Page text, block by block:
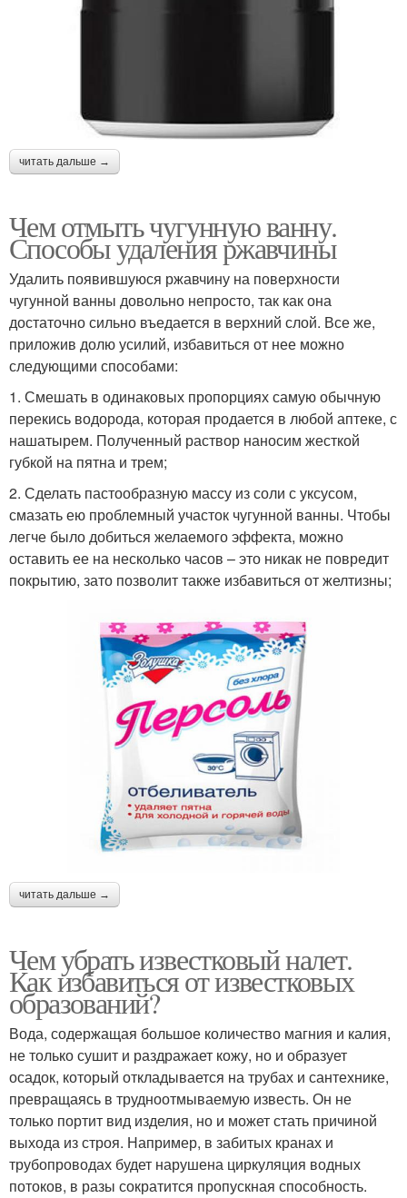
читать дальше →
Чем отмыть чугунную ванну.
Способы удаления ржавчины
Удалить появившуюся ржавчину на поверхности
чугунной ванны довольно непросто, так как она
достаточно сильно въедается в верхний слой. Все же,
приложив долю усилий, избавиться от нее можно
следующими способами:
1. Смешать в одинаковых пропорциях самую обычную
перекись водорода, которая продается в любой аптеке, с
нашатырем. Полученный раствор наносим жесткой
губкой на пятна и трем;
2. Сделать пастообразную массу из соли с уксусом,
смазать ею проблемный участок чугунной ванны. Чтобы
легче было добиться желаемого эффекта, можно
оставить ее на несколько часов – это никак не повредит
покрытию, зато позволит также избавиться от желтизны;
читать дальше →
Чем убрать известковый налет.
Как избавиться от известковых
образований?
Вода, содержащая большое количество магния и калия,
не только сушит и раздражает кожу, но и образует
осадок, который откладывается на трубах и сантехнике,
превращаясь в трудноотмываемую известь. Он не
только портит вид изделия, но и может стать причиной
выхода из строя. Например, в забитых кранах и
трубопроводах будет нарушена циркуляция водных
потоков, в разы сократится пропускная способность.